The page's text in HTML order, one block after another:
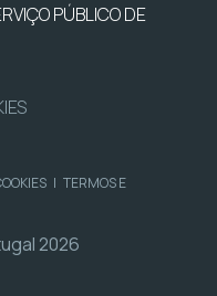
PÚBLICO DE
| TERMOS E
2026